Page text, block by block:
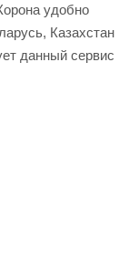
удобно
Казахстан
данный сервис